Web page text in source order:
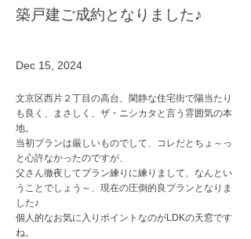
築戸建ご成約となりました♪
Dec 15, 2024
文京区西片２丁目の高台、閑静な住宅街で陽当たり
も良く、まさしく、ザ・ニシカタと言う雰囲気の本
地。
当初プランは厳しいものでして、コレだとちょ～っ
と心許なかったのですが、
父さん徹夜してプラン練りに練りまして、なんとい
うことでしょう～、現在の圧倒的良プランとなりま
した♪
個人的なお気に入りポイントなのがLDKの天窓です
ね。